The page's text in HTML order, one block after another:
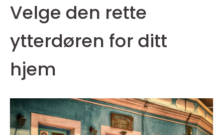
Velge den rette
ytterdøren for ditt
hjem